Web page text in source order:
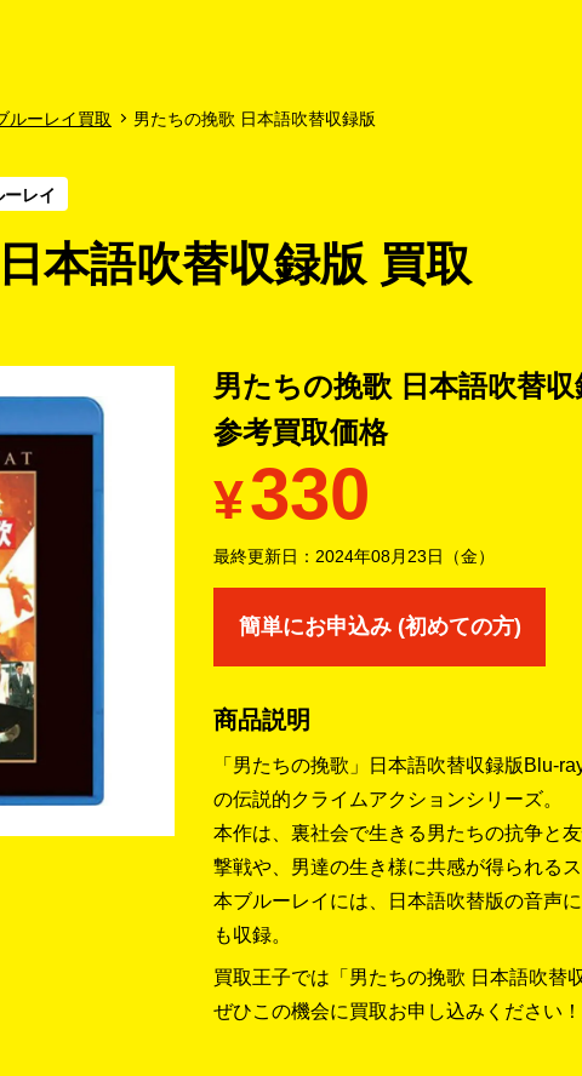
ルーレイ買取 男たちの挽歌 日本語吹替収録版
レイ
本語吹替収録版 買取
男たちの挽歌 日本語吹替
参考買取価格
¥330
最終更新日： 2024年08月23日（金）
簡単にお申込み (初めての方)
商品説明
「男たちの挽歌」日本語吹替収録版Blu-
の伝説的クライムアクションシリーズ。
本作は、裏社会で生きる男たちの抗争と
撃戦や、男達の生き様に共感が得られる
本ブルーレイには、日本語吹替版の音声
も収録。
買取王子では「男たちの挽歌 日本語吹替
ぜひこの機会に買取お申し込みください！